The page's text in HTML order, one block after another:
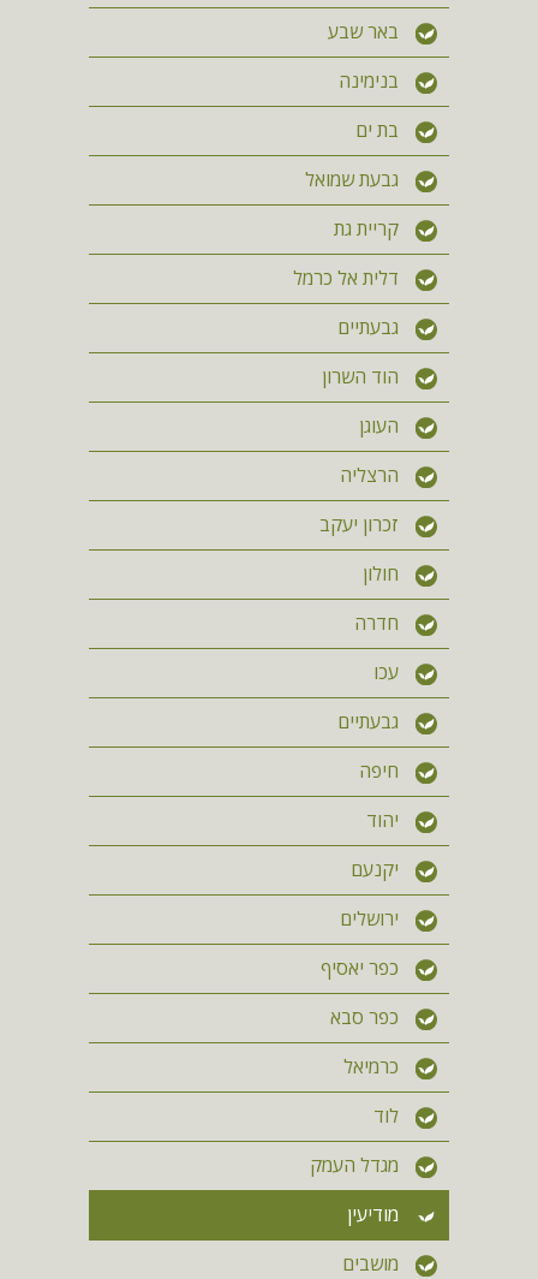
באר שבע
בנימינה
בת ים
גבעת שמואל
קריית גת
דלית אל כרמל
גבעתיים
הוד השרון
העוגן
הרצליה
זכרון יעקב
חולון
חדרה
עכו
גבעתיים
חיפה
יהוד
יקנעם
ירושלים
כפר יאסיף
כפר סבא
כרמיאל
לוד
מגדל העמק
מודיעין
מושבים